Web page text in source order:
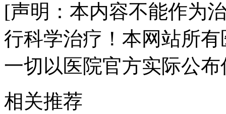
[声明：本内容不能作为
行科学治疗！本网站所
一切以医院官方实际公
相关推荐